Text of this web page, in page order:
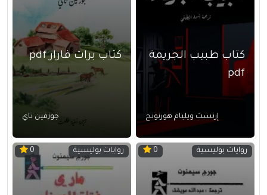
كتاب طبيب الجريمة
pdf
إرنست ويليام هورنونج
كتاب برات فارار pdf
جوزفين تاي
روايات بوليسية 0 روايات بوليسية 0